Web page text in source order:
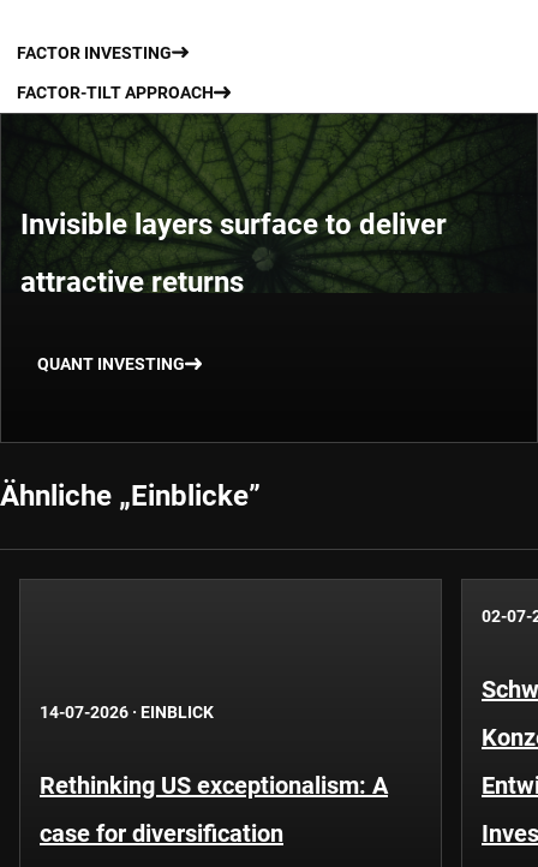
FACTOR INVESTING
FACTOR-TILT APPROACH
Invisible layers surface to deliver
attractive returns
QUANT INVESTING
Ähnliche „Einblicke”
14-07-2026 · EINBLICK
Rethinking US exceptionalism: A
case for diversification
02-07-